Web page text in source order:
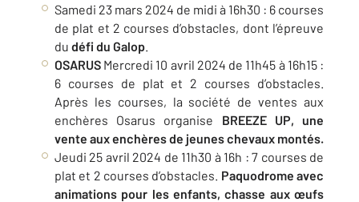
Samedi 23 mars 2024 de midi à 16h30 : 6 courses
de plat et 2 courses d’obstacles, dont l’épreuve
du défi du Galop.
OSARUS Mercredi 10 avril 2024 de 11h45 à 16h15 :
6 courses de plat et 2 courses d’obstacles.
Après les courses, la société de ventes aux
enchères Osarus organise BREEZE UP, une
vente aux enchères de jeunes chevaux montés.
Jeudi 25 avril 2024 de 11h30 à 16h : 7 courses de
plat et 2 courses d’obstacles. Paquodrome avec
animations pour les enfants, chasse aux œufs